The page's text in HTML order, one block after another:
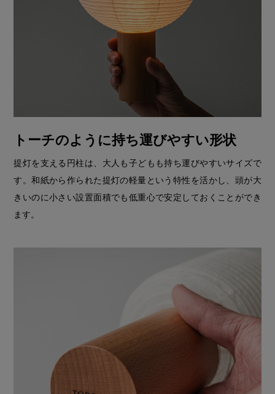
トーチのように持ち運びやすい形状
提灯を支える円柱は、大人も子どもも持ち運びやすいサイズで
す。和紙から作られた提灯の軽量という特性を活かし、頭が大
きいのに小さい設置面積でも低重心で安定しておくことができ
ます。